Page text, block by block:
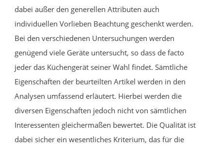
dabei außer den generellen Attributen auch
individuellen Vorlieben Beachtung geschenkt werden.
Bei den verschiedenen Untersuchungen werden
genügend viele Geräte untersucht, so dass de facto
jeder das Küchengerät seiner Wahl findet. Sämtliche
Eigenschaften der beurteilten Artikel werden in den
Analysen umfassend erläutert. Hierbei werden die
diversen Eigenschaften jedoch nicht von sämtlichen
Interessenten gleichermaßen bewertet. Die Qualität ist
dabei sicher ein wesentliches Kriterium, das für die